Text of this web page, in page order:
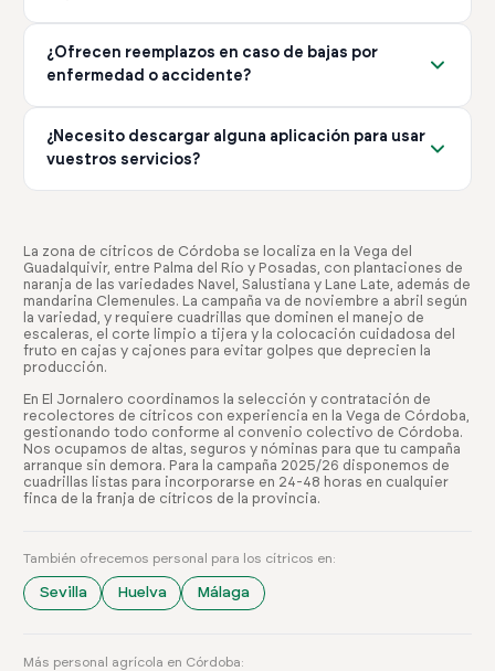
de la campaña y el tipo de servicio que necesites. No hay
costes ocultos ni tarifas adicionales no comunicadas
previamente.
un trabajador no cumple con lo esperado, lo
reemplazamos sin coste adicional. Nuestro compromiso
es garantizar que tengas el equipo adecuado para tu
explotación en todo momento.
¿Ofrecen reemplazos en caso de bajas por
enfermedad o accidente?
Temporal) y AT (Accidente de Trabajo) de forma
eficiente. Nos encargamos de encontrar reemplazos
rápidamente para que tu producción no se vea afectada.
¿Necesito descargar alguna aplicación para usar
vuestros servicios?
candidatos y controlar horarios desde cualquier lugar.
Está disponible gratis en iOS y Android, facilitando toda
la gestión desde tu móvil.
La zona de cítricos de Córdoba se localiza en la Vega del
Guadalquivir, entre Palma del Río y Posadas, con plantaciones de
naranja de las variedades Navel, Salustiana y Lane Late, además de
mandarina Clemenules. La campaña va de noviembre a abril según
la variedad, y requiere cuadrillas que dominen el manejo de
escaleras, el corte limpio a tijera y la colocación cuidadosa del
fruto en cajas y cajones para evitar golpes que deprecien la
producción.
En El Jornalero coordinamos la selección y contratación de
recolectores de cítricos con experiencia en la Vega de Córdoba,
gestionando todo conforme al convenio colectivo de Córdoba.
Nos ocupamos de altas, seguros y nóminas para que tu campaña
arranque sin demora. Para la campaña 2025/26 disponemos de
cuadrillas listas para incorporarse en 24-48 horas en cualquier
finca de la franja de cítricos de la provincia.
También ofrecemos personal para los cítricos en:
Sevilla Huelva Málaga
Más personal agrícola en Córdoba: